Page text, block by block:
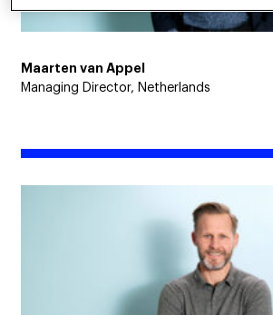
Maarten van Appel
Managing Director, Netherlands